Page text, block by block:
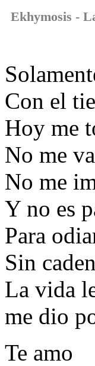
Ekhymosis -
Con el
Hoy me
No me
No me
Y no es
Para
Sin
La vida
me dio
Te amo